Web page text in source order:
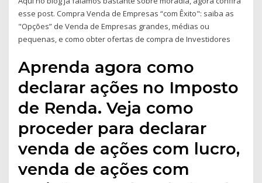
esse post. Compra Venda de Empresas “com Êxito": saiba as
"Opções” de Venda de Empresas grandes, médias ou
pequenas, e como obter ofertas de compra de Investidores
Aprenda agora como
declarar ações no Imposto
de Renda. Veja como
proceder para declarar
venda de ações com lucro,
venda de ações com